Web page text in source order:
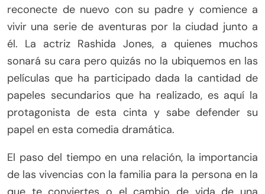
reconecte de nuevo con su padre y comience a
vivir una serie de aventuras por la ciudad junto a
él. La actriz Rashida Jones, a quienes muchos
sonará su cara pero quizás no la ubiquemos en las
películas que ha participado dada la cantidad de
papeles secundarios que ha realizado, es aquí la
protagonista de esta cinta y sabe defender su
papel en esta comedia dramática.
El paso del tiempo en una relación, la importancia
de las vivencias con la familia para la persona en la